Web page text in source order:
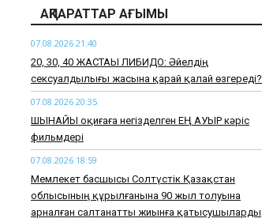
АҚПАРАТТАР АҒЫМЫ
07.08.2026 21:40
​20, 30, 40 ЖАСТАҒЫ ЛИБИДО: Әйелдің
сексуалдылығы жасына қарай қалай өзгереді?
07.08.2026 20:35
​ШЫНАЙЫ оқиғаға негізделген ЕҢ АУЫР кәріс
фильмдері
07.08.2026 18:59
Мемлекет басшысы Солтүстік Қазақстан
облысының құрылғанына 90 жыл толуына
арналған салтанатты жиынға қатысушыларды